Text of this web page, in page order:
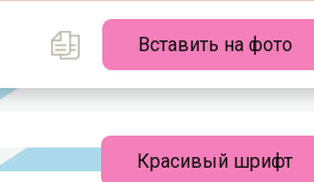
Вставить на фото
Красивый шрифт